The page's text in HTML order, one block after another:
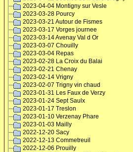
2023-04-04 Montigny sur Vesle
2023-03-28 Pourcy
2023-03-21 Autour de Fismes
2023-03-17 Vorges journee
2023-03-14 Avenay Val d Or
2023-03-07 Chouilly
2023-03-04 Repas
2023-02-28 La Croix du Balai
2023-02-21 Chenay
2023-02-14 Vrigny
2023-02-07 Trigny vin chaud
2023-01-31 Les Faux de Verzy
2023-01-24 Sept Saulx
2023-01-17 Treslon
2023-01-10 Verzenay Phare
2023-01-03 Mailly
2022-12-20 Sacy
2022-12-13 Commetreuil
2022-12-06 Prouilly